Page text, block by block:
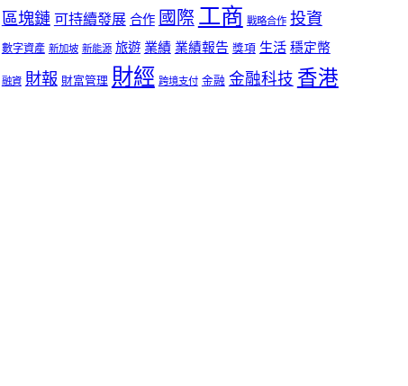
區塊鏈可持續發展合作國際工商 戰略合作 投資
數字資產 新加坡 新能源 旅遊業績業績報告 獎項 生活穩定幣
融資 財報 財富管理 財經 跨境支付 金融 金融科技香港